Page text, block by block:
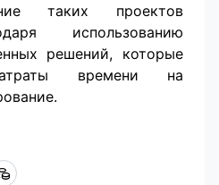
таких проектов
использованию
решений, которые
времени на